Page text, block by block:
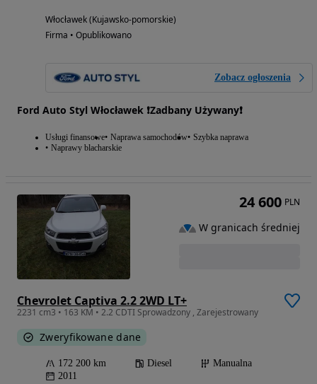
Włocławek (Kujawsko-pomorskie)
Firma • Opublikowano
Zobacz ogłoszenia
Ford Auto Styl Włocławek ❗️Zadbany Używany❗️
Usługi finansowe Naprawa samochodów Szybka naprawa
Naprawy blacharskie
Chevrolet Captiva 2.2 2WD LT+
2231 cm3 • 163 KM • 2.2 CDTI Sprowadzony , Zarejestrowany
Zweryfikowane dane
172 200 km Diesel
Manualna
2011
24 600 PLN
W granicach średniej